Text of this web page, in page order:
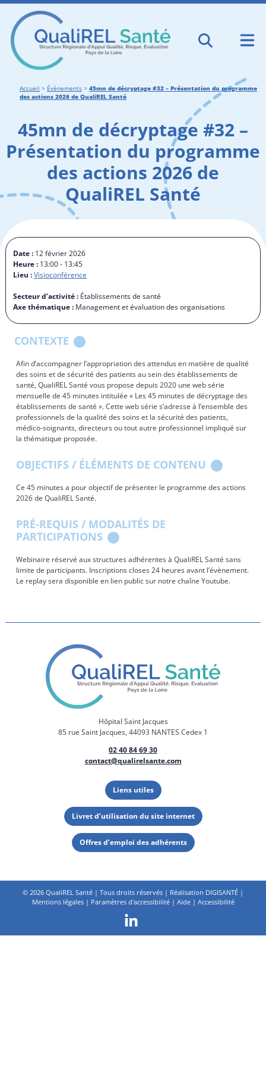
Accueil > Évènements > 45mn de décryptage #32 – Présentation du programme
des actions 2026 de QualiREL Santé
45mn de décryptage #32 –
Présentation du programme
des actions 2026 de
QualiREL Santé
Date : 12 février 2026
Heure : 13:00 - 13:45
Lieu :Visioconférence
Secteur d’activité : Établissements de santé
Axe thématique : Management et évaluation des organisations
CONTEXTE
Afin d’accompagner l’appropriation des attendus en matière de qualité
des soins et de sécurité des patients au sein des établissements de
santé, QualiREL Santé vous propose depuis 2020 une web série
mensuelle de 45 minutes intitulée « Les 45 minutes de décryptage des
établissements de santé ». Cette web série s’adresse à l’ensemble des
professionnels de la qualité des soins et la sécurité des patients,
médico-soignants, directeurs ou tout autre professionnel impliqué sur
la thématique proposée.
OBJECTIFS / ÉLÉMENTS DE CONTENU
Ce 45 minutes a pour objectif de présenter le programme des actions
2026 de QualiREL Santé.
PRÉ-REQUIS / MODALITÉS DE
PARTICIPATIONS
Webinaire réservé aux structures adhérentes à QualiREL Santé sans
limite de participants. Inscriptions closes 24 heures avant l’évènement.
Le replay sera disponible en lien public sur notre chaîne Youtube.
Hôpital Saint Jacques
85 rue Saint Jacques, 44093 NANTES Cedex 1
02 40 84 69 30
contact@qualirelsante.com
Liens utiles
Livret d’utilisation du site internet
Offres d’emploi des adhérents
© 2026 QualiREL Santé | Tous droits réservés | Réalisation DIGISANTÉ |
Mentions légales| Paramètres d'accessibilité| Aide| Accessibilité